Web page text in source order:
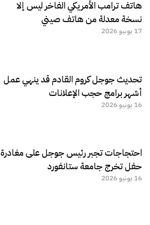
هاتف ترامب الأمريكي الفاخر ليس إلا
نسخة معدلة من هاتف صيني
17 يونيو 2026
تحديث جوجل كروم القادم قد ينهي عمل
أشهر برامج حجب الإعلانات
16 يونيو 2026
احتجاجات تجبر رئيس جوجل على مغادرة
حفل تخرج جامعة ستانفورد
16 يونيو 2026